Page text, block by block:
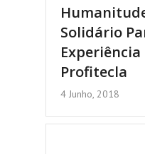
Solidário
Profitecla
4 Junho, 2018